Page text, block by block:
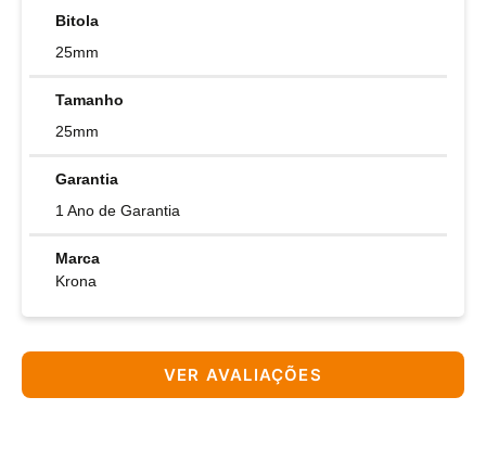
Bitola
25mm
Tamanho
25mm
Garantia
1 Ano de Garantia
Marca
Krona
VER AVALIAÇÕES